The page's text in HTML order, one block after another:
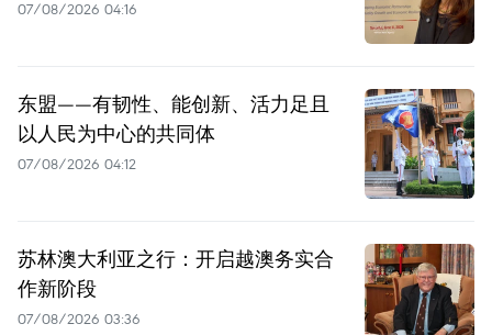
07/08/2026 04:16
东盟——有韧性、能创新、活力足且
以人民为中心的共同体
07/08/2026 04:12
苏林澳大利亚之行：开启越澳务实合
作新阶段
07/08/2026 03:36